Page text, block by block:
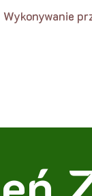
Wykonywanie